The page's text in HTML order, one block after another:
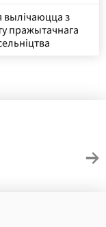
вылічаюцца з
пражытачнага